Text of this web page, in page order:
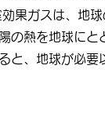
ガスは、地球
の熱を地球にと
と、地球が必要